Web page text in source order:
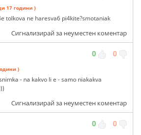
17 години )
tolkova ne haresva6 pi4kite?smotaniak
Сигнализирай за неуместен коментар
0 0
)
- na kakvo li e - samo niakakva
Сигнализирай за неуместен коментар
0 0